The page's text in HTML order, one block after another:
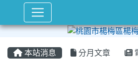
本站消息 分月文章